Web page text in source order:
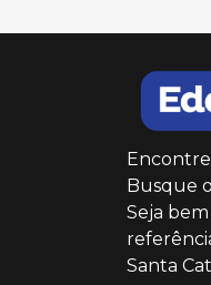
Busque
Seja
Santa